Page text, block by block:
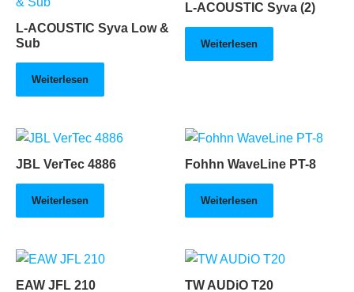
L-ACOUSTIC Syva Low &
Sub
Weiterlesen
L-ACOUSTIC Syva (2)
Weiterlesen
JBL VerTec 4886
Weiterlesen
Fohhn WaveLine PT-8
Weiterlesen
EAW JFL 210 TW AUDiO T20